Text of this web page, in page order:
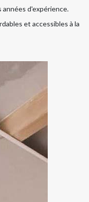
années d'expérience.
et accessibles à la